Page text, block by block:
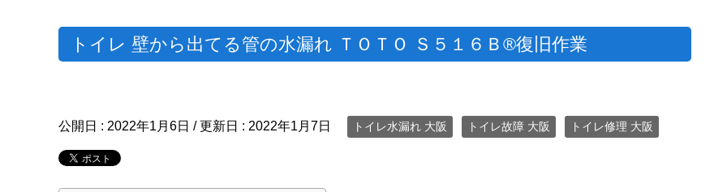
トイレ 壁から出てる管の水漏れ ＴＯＴＯ Ｓ５１６Ｂ®復旧作業
公開日 : 2022年1月6日 / 更新日 : 2022年1月7日 トイレ水漏れ 大阪 トイレ故障 大阪 トイレ修理 大阪